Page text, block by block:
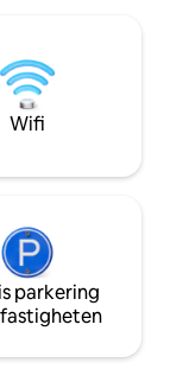
Wifi
parkering